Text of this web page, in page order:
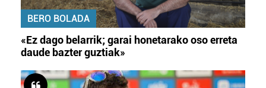
BERO BOLADA
«Ez dago belarrik; garai honetarako oso erreta
daude bazter guztiak»